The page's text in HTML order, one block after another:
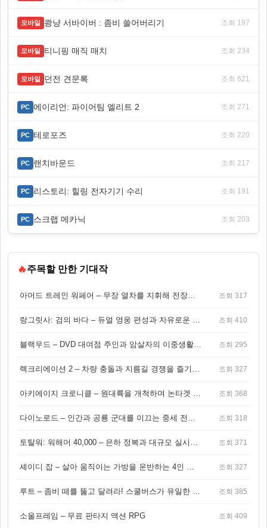
모바일 쾅냥 서바이버 : 좀비 쓸어버리기 조회 197
모바일 티니핑 매직 매치 조회 234
모바일 던전 견문록 조회 621
PC 에이리언: 파이어팀 엘리트 2 조회 271
PC 테로포즈 조회 220
PC 랜치바운드 조회 217
PC 리스토리: 힐링 전자기기 수리 조회 191
PC 스크랩 메카닉 조회 203
🔥주목할 만한 기대작
아머드 트레인 워페어 – 무장 열차를 지휘해 전장을 돌파하는 생존 전투 게임 조회 317
랑그릿사: 검의 바다 – 듀얼 영웅 편성과 자유로운 탐험을 결합한 판타지 전략 RPG 조회 410
블랙우드 – DVD 대여점 주인과 암살자의 이중생활을 그린 3인칭 액션 스릴러 게임 조회 295
렉크리에이션 2 – 차량 충돌과 지름길 경쟁을 즐기는 오픈월드 아케이드 레이싱 게임 조회 327
아키에이지 크로니클 – 원대륙을 개척하며 논타겟 전투를 즐기는 오픈월드 MMORPG 조회 368
다이노로드 – 인간과 공룡 군대를 이끄는 중세 전략 액션 RPG 조회 318
토탈워: 워해머 40,000 – 은하 정복과 대규모 실시간 전투가 결합된 전략 게임! 조회 371
셰이디 잡 – 살아 움직이는 가방을 운반하는 4인 협동 물리 어드벤처 게임 조회 327
루트 – 좀비 떼를 뚫고 달려라! 스쿨버스가 유일한 집이 되는 4인 협동 생존 게임 조회 385
소울프레임 – 무료 판타지 액션 RPG 조회 409